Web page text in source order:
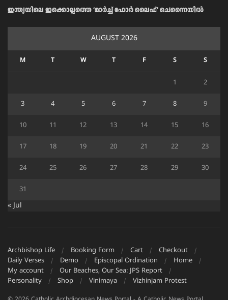
ഇന്ത്യയിലെ ഇക്കൊല്ലത്തെ ‘മാർച്ച് ഫോർ ലൈഫ്’ ചെന്നൈയിൽ
AUGUST 2026
M T W T F S S
1 2
3 4 5 6 7 8 9
10 11 12 13 14 15 16
17 18 19 20 21 22 23
24 25 26 27 28 29 30
31
« Jul
Archbishop Life Booking Form Cart
Checkout
Daily Verses
Demo Episcopal Ordination
Home
My account
Our Beaches, Our Sea: JPS Report
Personality
Shop Vinimaya Vizhinjam Protest